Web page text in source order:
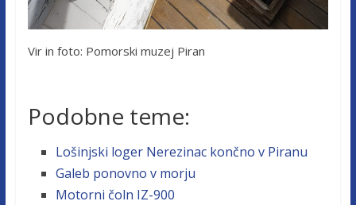
Vir in foto: Pomorski muzej Piran
Podobne teme:
Lošinjski loger Nerezinac končno v Piranu
Galeb ponovno v morju
Motorni čoln IZ-900